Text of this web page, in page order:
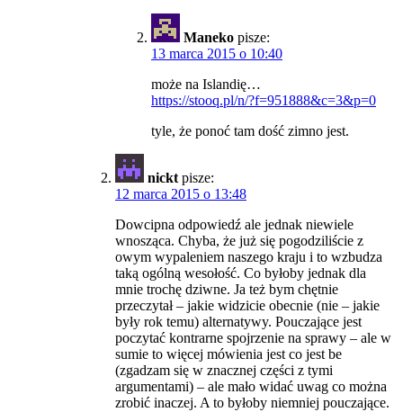
Maneko pisze:
13 marca 2015 o 10:40
może na Islandię…
https://stooq.pl/n/?f=951888&c=3&p=0
tyle, że ponoć tam dość zimno jest.
nickt pisze:
12 marca 2015 o 13:48
Dowcipna odpowiedź ale jednak niewiele
wnosząca. Chyba, że już się pogodziliście z
owym wypaleniem naszego kraju i to wzbudza
taką ogólną wesołość. Co byłoby jednak dla
mnie trochę dziwne. Ja też bym chętnie
przeczytał – jakie widzicie obecnie (nie – jakie
były rok temu) alternatywy. Pouczające jest
poczytać kontrarne spojrzenie na sprawy – ale w
sumie to więcej mówienia jest co jest be
(zgadzam się w znacznej części z tymi
argumentami) – ale mało widać uwag co można
zrobić inaczej. A to byłoby niemniej pouczające.